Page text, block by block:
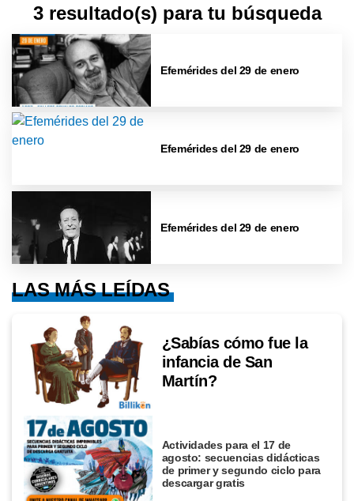
3 resultado(s) para tu búsqueda
Efemérides del 29 de enero
Efemérides del 29 de enero
Efemérides del 29 de enero
LAS MÁS LEÍDAS
¿Sabías cómo fue la
infancia de San
Martín?
Actividades para el 17 de
agosto: secuencias didácticas
de primer y segundo ciclo para
descargar gratis